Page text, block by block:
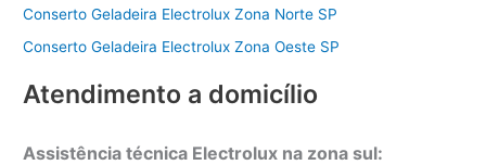
Conserto Geladeira Electrolux Zona Norte SP
Conserto Geladeira Electrolux Zona Oeste SP
Atendimento a domicílio
Assistência técnica Electrolux na zona sul: